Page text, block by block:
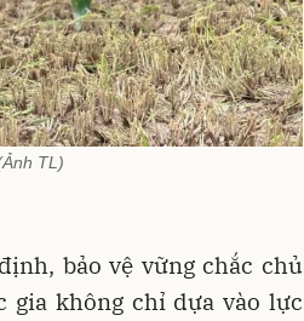
TL)
bảo vệ vững chắc chủ
gia không chỉ dựa vào lực